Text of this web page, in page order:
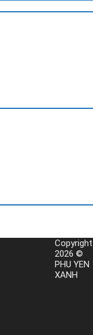
Copyright
2026 ©
PHU YEN
XANH